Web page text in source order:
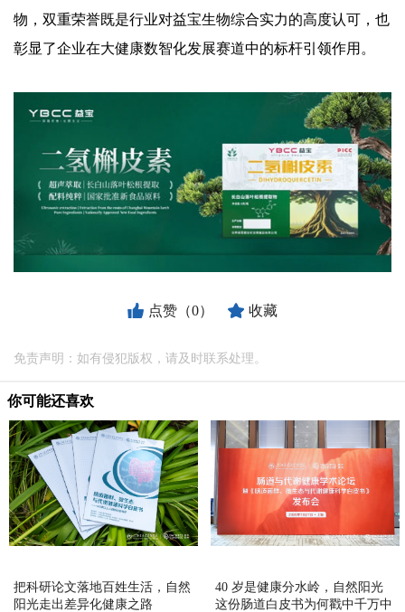
物，双重荣誉既是行业对益宝生物综合实力的高度认可，也
彰显了企业在大健康数智化发展赛道中的标杆引领作用。
点赞（0） 收藏
免责声明：如有侵犯版权，请及时联系处理。
你可能还喜欢
把科研论文落地百姓生活，自然
阳光走出差异化健康之路
40 岁是健康分水岭，自然阳光
这份肠道白皮书为何戳中千万中